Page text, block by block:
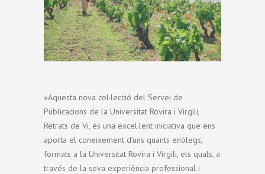
«Aquesta nova col·lecció del Servei de
Publicacions de la Universitat Rovira i Virgili,
Retrats de Vi, és una excel·lent iniciativa que ens
aporta el coneixement d’uns quants enòlegs,
formats a la Universitat Rovira i Virgili, els quals, a
través de la seva experiència professional i